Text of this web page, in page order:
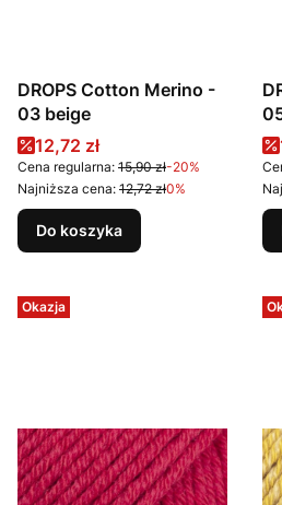
DROPS Cotton Merino -
03 beige
Cena promocyjna
12,72 zł
Cena regularna: 15,90 zł-20%
Najniższa cena: 12,72 zł0%
Do koszyka
Okazja